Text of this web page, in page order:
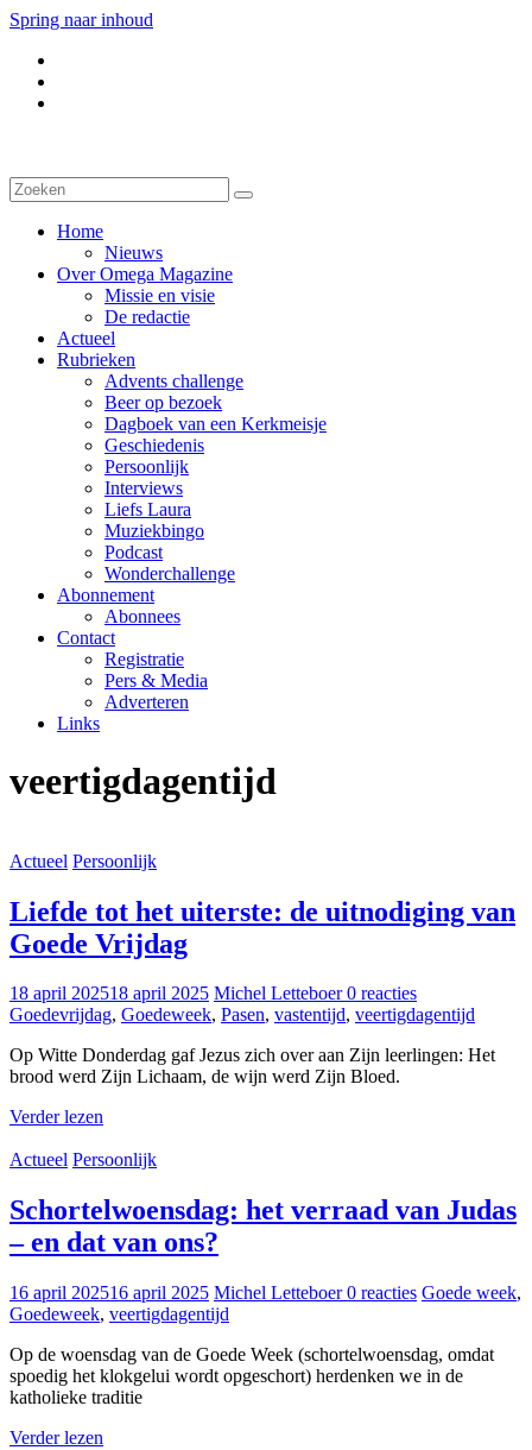
Spring naar inhoud
Home
Nieuws
Over Omega Magazine
Missie en visie
De redactie
Actueel
Rubrieken
Advents challenge
Beer op bezoek
Dagboek van een Kerkmeisje
Geschiedenis
Persoonlijk
Interviews
Liefs Laura
Muziekbingo
Podcast
Wonderchallenge
Abonnement
Abonnees
Contact
Registratie
Pers & Media
Adverteren
Links
veertigdagentijd
Actueel Persoonlijk
Liefde tot het uiterste: de uitnodiging van
Goede Vrijdag
18 april 202518 april 2025 Michel Letteboer0 reacties
Goedevrijdag, Goedeweek, Pasen, vastentijd, veertigdagentijd
Op Witte Donderdag gaf Jezus zich over aan Zijn leerlingen: Het
brood werd Zijn Lichaam, de wijn werd Zijn Bloed.
Verder lezen
Actueel Persoonlijk
Schortelwoensdag: het verraad van Judas
– en dat van ons?
16 april 202516 april 2025 Michel Letteboer0 reacties Goede week,
Goedeweek, veertigdagentijd
Op de woensdag van de Goede Week (schortelwoensdag, omdat
spoedig het klokgelui wordt opgeschort) herdenken we in de
katholieke traditie
Verder lezen